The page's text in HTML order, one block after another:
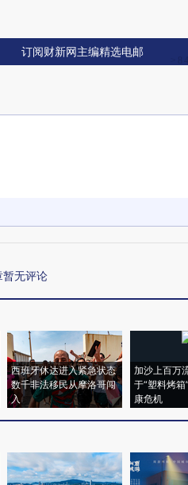
订阅财新网主编精选电邮
暂无评论
西班牙休达进入紧急状态
数千非法移民从摩洛哥闯
入
加沙上百万
于“塑料烤箱
康危机